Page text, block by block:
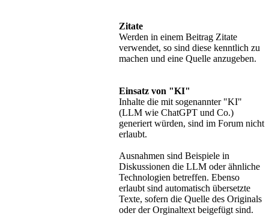
Zitate
Werden in einem Beitrag Zitate
verwendet, so sind diese kenntlich zu
machen und eine Quelle anzugeben.
Einsatz von "KI"
Inhalte die mit sogenannter "KI"
(LLM wie ChatGPT und Co.)
generiert würden, sind im Forum nicht
erlaubt.
Ausnahmen sind Beispiele in
Diskussionen die LLM oder ähnliche
Technologien betreffen. Ebenso
erlaubt sind automatisch übersetzte
Texte, sofern die Quelle des Originals
oder der Orginaltext beigefügt sind.